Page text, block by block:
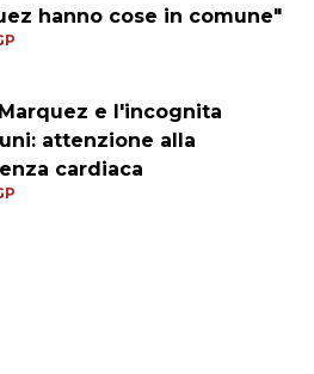
hanno cose in comune"
e l'incognita
attenzione alla
cardiaca